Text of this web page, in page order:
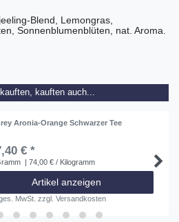
Blend, Lemongras,
Sonnenblumenblüten, nat. Aroma.
kauften auch...
Aronia-Orange Schwarzer Tee
€ *
| 74,00 € / Kilogramm
Artikel anzeigen
MwSt. zzgl.Versandkosten